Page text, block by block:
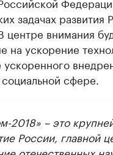
задачах
центре внимания
на ускорение
сфере.
2018» – это
России, главной